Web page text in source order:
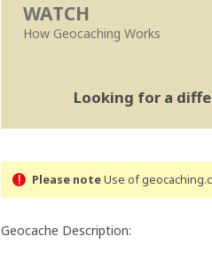
WATCH
How Geocaching Works
Looking for a
Please noteUse of
Geocache Description: